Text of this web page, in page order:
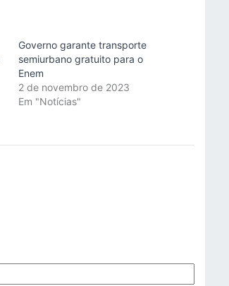
Governo garante transporte
semiurbano gratuito para o
Enem
2 de novembro de 2023
Em "Notícias"